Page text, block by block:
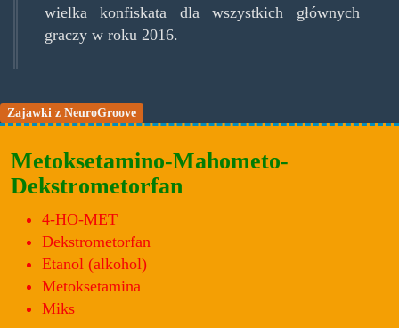
wielka konfiskata dla wszystkich głównych
graczy w roku 2016.
Zajawki z NeuroGroove
Metoksetamino-Mahometo-
Dekstrometorfan
4-HO-MET
Dekstrometorfan
Etanol (alkohol)
Metoksetamina
Miks